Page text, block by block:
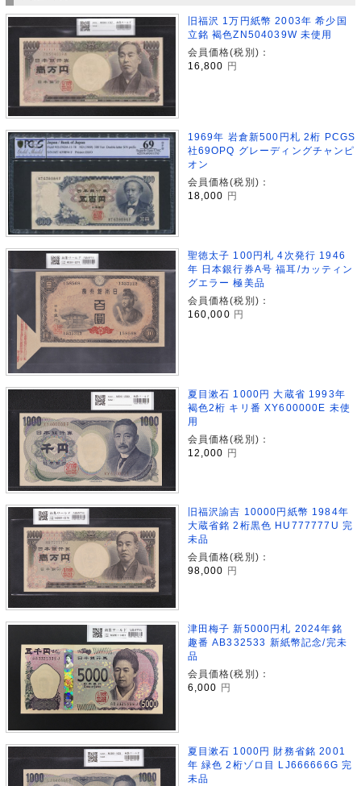
旧福沢 1万円紙幣 2003年 希少国
立銘 褐色ZN504039W 未使用
会員価格(税別)：
16,800
円
1969年 岩倉新500円札 2桁 PCGS
社69OPQ グレーディングチャンピ
オン
会員価格(税別)：
18,000
円
聖徳太子 100円札 4次発行 1946
年 日本銀行券A号 福耳/カッティン
グエラー 極美品
会員価格(税別)：
160,000 円
夏目漱石 1000円 大蔵省 1993年
褐色2桁 キリ番 XY600000E 未使
用
会員価格(税別)：
12,000
円
旧福沢諭吉 10000円紙幣 1984年
大蔵省銘 2桁黒色 HU777777U 完
未品
会員価格(税別)：
98,000 円
津田梅子 新5000円札 2024年銘
趣番 AB332533 新紙幣記念/完未
品
会員価格(税別)：
6,000
円
夏目漱石 1000円 財務省銘 2001
年 緑色 2桁ゾロ目 LJ666666G 完
未品